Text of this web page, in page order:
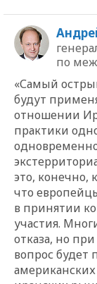
по
«Самый
будут
отношении
практики
это, конечно,
что
в принятии
участия.
отказа, но
вопрос будет